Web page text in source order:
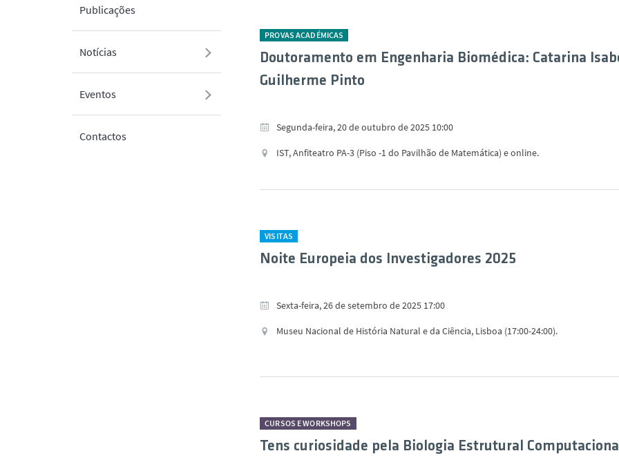
Publicações
Notícias
Eventos
Contactos
PROVAS ACADÉMICAS
Doutoramento em Engenharia Biomédica: Catarina
Guilherme Pinto
Segunda-feira, 20 de outubro de 2025 10:00
IST, Anfiteatro PA-3 (Piso -1 do Pavilhão de Matemática) e online.
VISITAS
Noite Europeia dos Investigadores 2025
Sexta-feira, 26 de setembro de 2025 17:00
Museu Nacional de História Natural e da Ciência, Lisboa (17:00-24:00).
CURSOS E WORKSHOPS
Tens curiosidade pela Biologia Estrutural